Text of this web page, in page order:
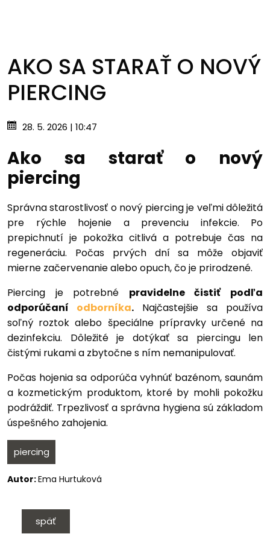
AKO SA STARAŤ O NOVÝ
PIERCING
28. 5. 2026 | 10:47
Ako sa starať o nový
piercing
Správna starostlivosť o nový piercing je veľmi dôležitá
pre rýchle hojenie a prevenciu infekcie. Po
prepichnutí je pokožka citlivá a potrebuje čas na
regeneráciu. Počas prvých dní sa môže objaviť
mierne začervenanie alebo opuch, čo je prirodzené.
Piercing je potrebné pravidelne čistiť podľa
odporúčaní odborníka. Najčastejšie sa používa
soľný roztok alebo špeciálne prípravky určené na
dezinfekciu. Dôležité je dotýkať sa piercingu len
čistými rukami a zbytočne s ním nemanipulovať.
Počas hojenia sa odporúča vyhnúť bazénom, saunám
a kozmetickým produktom, ktoré by mohli pokožku
podráždiť. Trpezlivosť a správna hygiena sú základom
úspešného zahojenia.
piercing
Autor:Ema Hurtuková
späť